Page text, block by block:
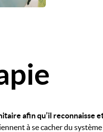
afin qu’il reconnaisse
à se cacher du système